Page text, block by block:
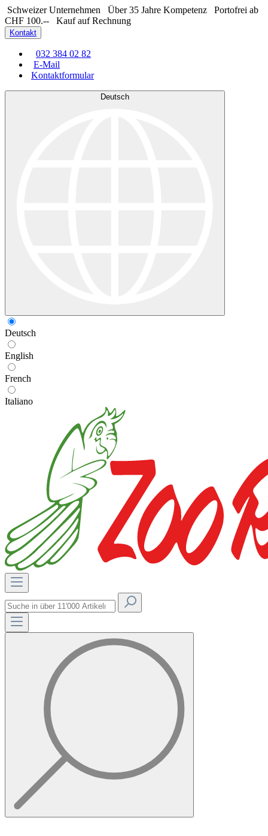
Schweizer Unternehmen Über 35 Jahre Kompetenz
Portofrei ab
CHF 100.--
Kauf auf Rechnung
Kontakt
032 384 02 82
E-Mail
Kontaktformular
Deutsch
Deutsch
English
French
Italiano